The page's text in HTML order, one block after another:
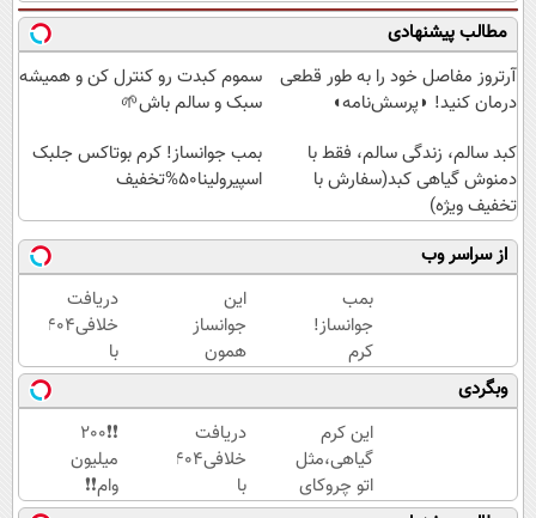
مطالب پیشنهادی
آرتروز مفاصل خود را به طور قطعی
درمان کنید! ◗پرسش‌نامه◖
سموم کبدت رو کنترل کن و همیشه
سبک و سالم باش🌱
کبد سالم، زندگی سالم، فقط با
دمنوش گیاهی کبد(سفارش با
تخفیف ویژه)
بمب جوانساز! کرم بوتاکس جلبک
اسپیرولینا50%تخفیف
از سراسر وب
بمب
جوانساز!
کرم
بوتاکس
جلبک
اسپیرولینا50%تخفیف
این
جوانساز
همون
جلسه‌ی
اول
پوستتو
جوونتر
می‌کنه
✨ 2سال
دریافت
خلافی۱۴۰۴
با
جزییات...
(استعلام
و
پرداخت)
وبگردی
این کرم
گیاهی،مثل
اتو چروکای
پوستتوصاف
دریافت
خلافی۱۴۰۴
با
جزییات...
❗❗200
میلیون
وام❗❗
فقط با